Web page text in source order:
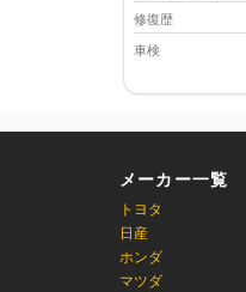
修復歴
車検
メーカー一覧
トヨタ
日産
ホンダ
マツダ